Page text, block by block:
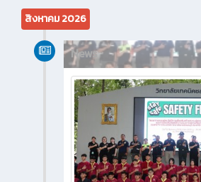
สิงหาคม 2026
News